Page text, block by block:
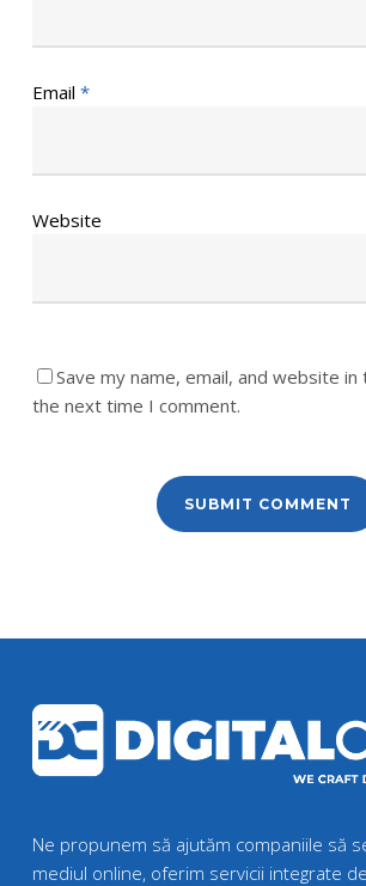
Email *
Website
Save my name, email, and website
the next time I comment.
Ne propunem să ajutăm companiile să
mediul online, oferim servicii integrate